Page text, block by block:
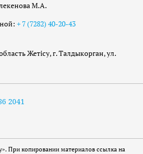
М.А.
+ 7 (7282) 40-20-43
Жетісу, г. Талдыкорган, ул.
2041
При копировании материалов ссылка на